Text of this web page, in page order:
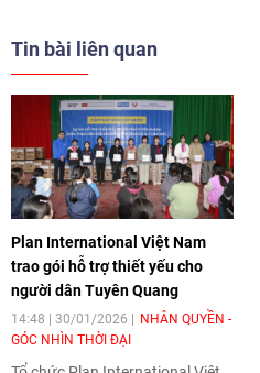
giờ học trở nên sinh động, dễ
hiểu hơn. Nhờ đó, trẻ em ở các
khu vực nông thôn, vùng sâu,
vùng xa có thêm cơ hội tiếp cận
tri thức, làm chủ tương lai.
Tin bài liên quan
Plan International Việt Nam
trao gói hỗ trợ thiết yếu cho
người dân Tuyên Quang
14:48 | 30/01/2026
NHÂN QUYỀN -
GÓC NHÌN THỜI ĐẠI